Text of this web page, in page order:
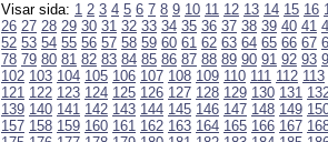
Visar sida: 1 2 3 4 5 6 7 8 9 10 11 12 13 14 15 16
26 27 28 29 30 31 32 33 34 35 36 37 38 39 40 41
52 53 54 55 56 57 58 59 60 61 62 63 64 65 66 67
78 79 80 81 82 83 84 85 86 87 88 89 90 91 92 93
102 103 104 105 106 107 108 109 110 111 112 113
121 122 123 124 125 126 127 128 129 130 131
139 140 141 142 143 144 145 146 147 148 149
157 158 159 160 161 162 163 164 165 166 167